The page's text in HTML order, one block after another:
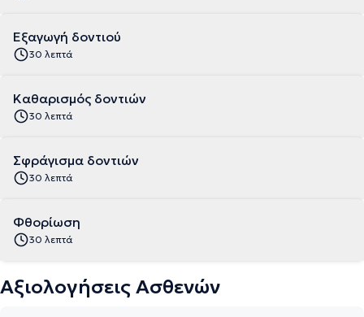
Εξαγωγή δοντιού
30 λεπτά
Καθαρισμός δοντιών
30 λεπτά
Σφράγισμα δοντιών
30 λεπτά
Φθορίωση
30 λεπτά
Αξιολογήσεις Ασθενών